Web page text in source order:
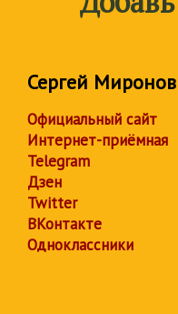
Сергей Миронов
Официальный сайт
Интернет-приёмная
Telegram
Дзен
Twitter
ВКонтакте
Одноклассники